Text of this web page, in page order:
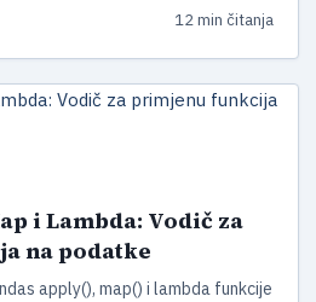
12 min čitanja
i Lambda: Vodič za
na podatke
apply(), map() i lambda funkcije